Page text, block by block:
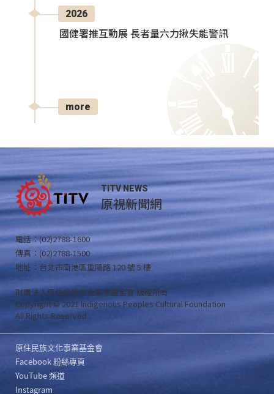
2026
國健署推互動展 長者量六力揪失能警訊
more
TITV NEWS
原視新聞網
電話：(02)2788-1600
傳真：(02)2788-1500
地址：台北市南港區重陽路 120 號 5 樓
財團法人原住民族文化事業基金會 版權所有
Copyright © 2021 Indigenous Peoples Cultural Foundation
All Rights Reserved .
原住民族文化事業基金會
Facebook 粉絲專頁
YouTube 頻道
Instagram